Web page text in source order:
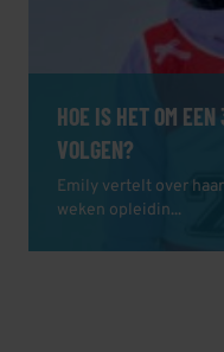
HOE IS HET OM
VOLGEN?
Emily vertelt over
weken opleidin...